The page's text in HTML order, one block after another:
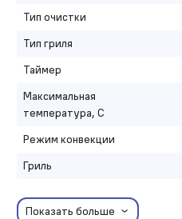
Тип очистки
Тип гриля
Таймер
Максимальная
температура, С
Режим конвекции
Гриль
Показать больше